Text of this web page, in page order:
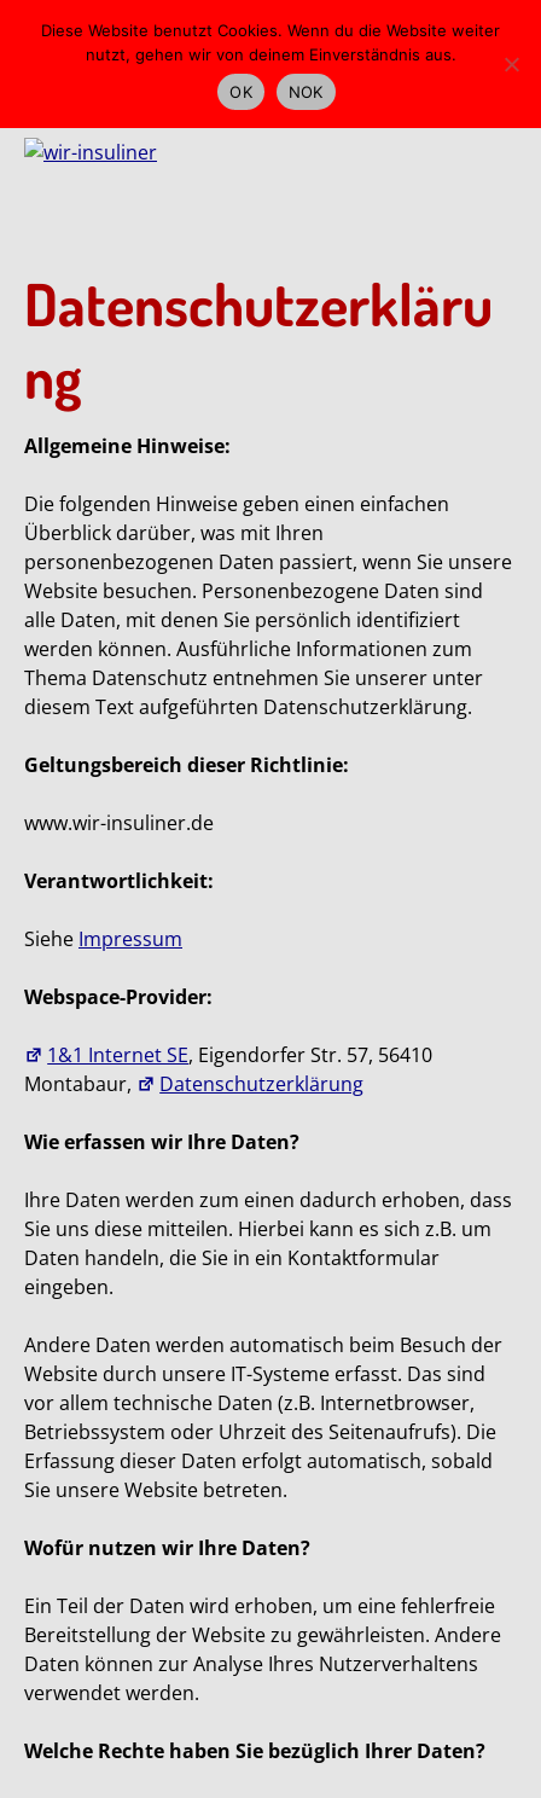
Datenschutzerkläru
ng
Allgemeine Hinweise:
Die folgenden Hinweise geben einen einfachen
Überblick darüber, was mit Ihren
personenbezogenen Daten passiert, wenn Sie unsere
Website besuchen. Personenbezogene Daten sind
alle Daten, mit denen Sie persönlich identifiziert
werden können. Ausführliche Informationen zum
Thema Datenschutz entnehmen Sie unserer unter
diesem Text aufgeführten Datenschutzerklärung.
Geltungsbereich dieser Richtlinie:
www.wir-insuliner.de
Verantwortlichkeit:
Siehe Impressum
Webspace-Provider:
1&1 Internet SE, Eigendorfer Str. 57, 56410
Montabaur,
Datenschutzerklärung
Wie erfassen wir Ihre Daten?
Ihre Daten werden zum einen dadurch erhoben, dass
Sie uns diese mitteilen. Hierbei kann es sich z.B. um
Daten handeln, die Sie in ein Kontaktformular
eingeben.
Andere Daten werden automatisch beim Besuch der
Website durch unsere IT-Systeme erfasst. Das sind
vor allem technische Daten (z.B. Internetbrowser,
Betriebssystem oder Uhrzeit des Seitenaufrufs). Die
Erfassung dieser Daten erfolgt automatisch, sobald
Sie unsere Website betreten.
Wofür nutzen wir Ihre Daten?
Ein Teil der Daten wird erhoben, um eine fehlerfreie
Bereitstellung der Website zu gewährleisten. Andere
Daten können zur Analyse Ihres Nutzerverhaltens
verwendet werden.
Welche Rechte haben Sie bezüglich Ihrer Daten?
Diese Website benutzt Cookies. Wenn du die Website weiter
nutzt, gehen wir von deinem Einverständnis aus.
OK
NOK